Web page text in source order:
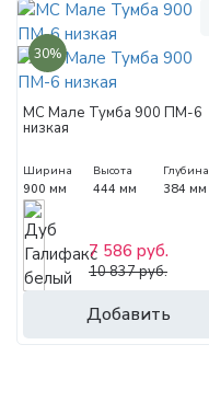
30%
МС Мале Тумба 900 ПМ-6
низкая
Ширина
900 мм
Высота
444 мм
Глубина
384 мм
Добавить
7 586 руб.
10 837 руб.